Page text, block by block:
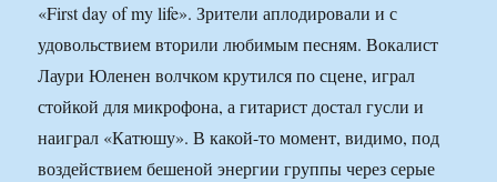
«First day of my life». Зрители аплодировали и с
удовольствием вторили любимым песням. Вокалист
Лаури Юленен волчком крутился по сцене, играл
стойкой для микрофона, а гитарист достал гусли и
наиграл «Катюшу». В какой-то момент, видимо, под
воздействием бешеной энергии группы через серые